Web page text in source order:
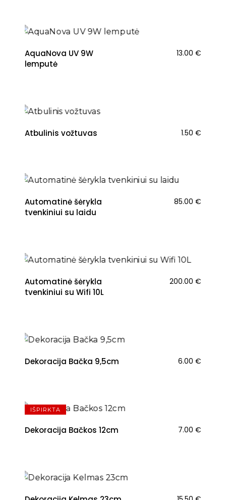
AquaNova UV 9W
lemputė
13.00 €
Atbulinis vožtuvas 1.50 €
Automatinė šėrykla
tvenkiniui su laidu
85.00 €
Automatinė šėrykla
tvenkiniui su Wifi 10L
200.00 €
Dekoracija Bačka 9,5cm 6.00 €
IŠPIRKTA
Dekoracija Bačkos 12cm 7.00 €